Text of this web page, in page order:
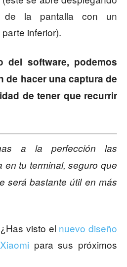
de la pantalla con un
inferior).
del software, podemos
de hacer una captura de
de tener que recurrir
a la perfección las
en tu terminal, seguro que
será bastante útil en más
visto el nuevo diseño
para sus próximos